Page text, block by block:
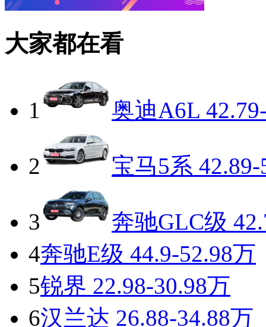
大家都在看
1 奥迪A6L
2 宝马5系
3 奔驰GLC级
4奔驰E级 44.9-52.98万
5锐界 22.98-30.98万
6汉兰达 26.88-34.88万